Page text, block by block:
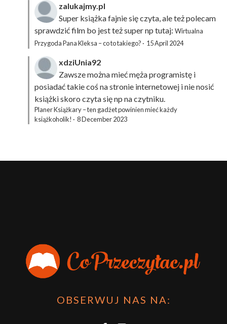
zalukajmy.pl
Super książka fajnie się czyta, ale też polecam
sprawdzić film bo jest też super np tutaj: Wirtualna
Przygoda Pana Kleksa – co to takiego? · 15 April 2024
xdziUnia92
Zawsze można mieć męża programistę i
posiadać takie coś na stronie internetowej i nie nosić
książki skoro czyta się np na czytniku.
Planer Książkary – ten gadżet powinien mieć każdy
książkoholik! · 8 December 2023
OBSERWUJ NAS NA: